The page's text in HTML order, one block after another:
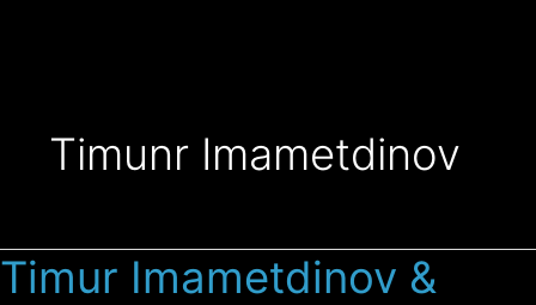
Timunr Imametdinov
Timur Imametdinov &
Timur
Imametdinov